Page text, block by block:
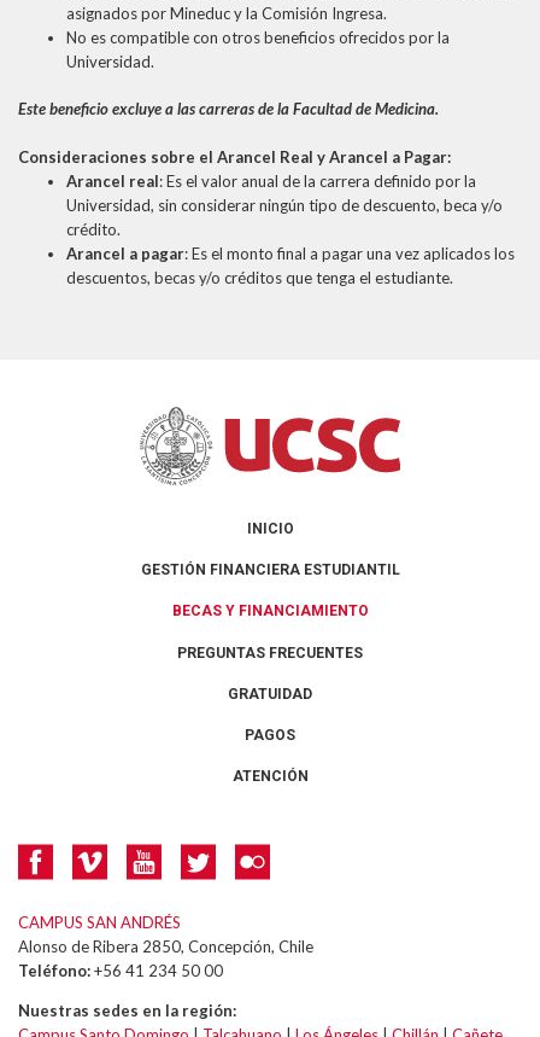
asignados por Mineduc y la Comisión Ingresa.
No es compatible con otros beneficios ofrecidos por la
Universidad.
Este beneficio excluye a las carreras de la Facultad de Medicina.
Consideraciones sobre el Arancel Real y Arancel a Pagar:
Arancel real: Es el valor anual de la carrera definido por la
Universidad, sin considerar ningún tipo de descuento, beca y/o
crédito.
Arancel a pagar: Es el monto final a pagar una vez aplicados los
descuentos, becas y/o créditos que tenga el estudiante.
INICIO
GESTIÓN FINANCIERA ESTUDIANTIL
BECAS Y FINANCIAMIENTO
PREGUNTAS FRECUENTES
GRATUIDAD
PAGOS
ATENCIÓN
CAMPUS SAN ANDRÉS
Alonso de Ribera 2850, Concepción, Chile
Teléfono:+56 41 234 50 00
Nuestras sedes en la región: